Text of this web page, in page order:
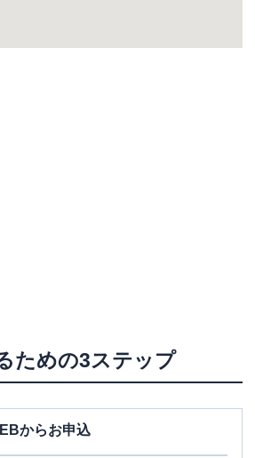
ための3ステップ
からお申込